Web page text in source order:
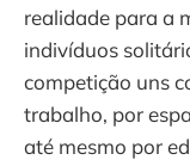
realidade para a
indivíduos
competição uns
trabalho, por
até mesmo por